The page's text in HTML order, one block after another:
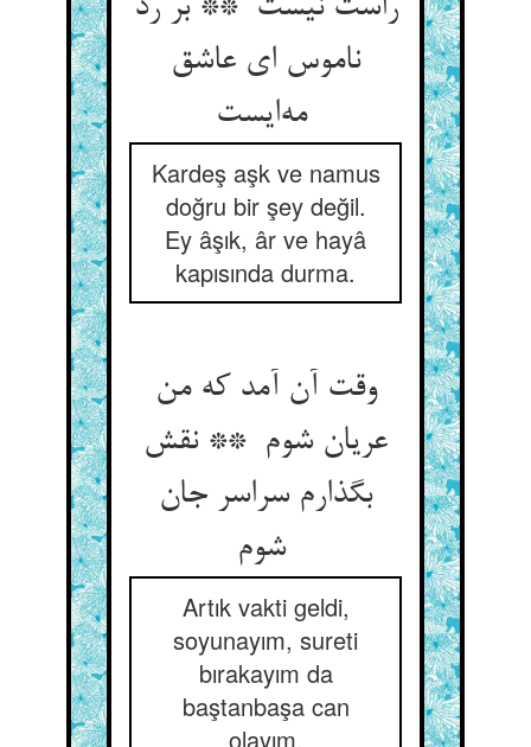
راست نیست ** بر رد
ناموس ای عاشق
مه‌ایست
Kardeş aşk ve namus
doğru bir şey değil.
Ey âşık, âr ve hayâ
kapısında durma.
وقت آن آمد که من
عریان شوم ** نقش
بگذارم سراسر جان
شوم
Artık vakti geldi,
soyunayım, sureti
bırakayım da
baştanbaşa can
olayım.